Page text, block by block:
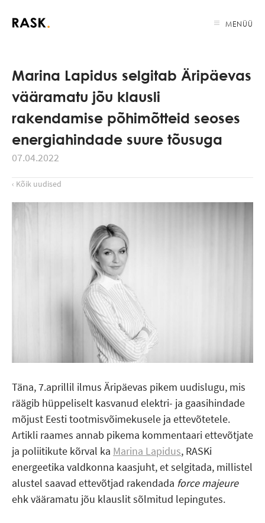
MENÜÜ
Marina Lapidus selgitab Äripäevas
vääramatu jõu klausli
rakendamise põhimõtteid seoses
energiahindade suure tõusuga
07.04.2022
‹ Kõik uudised
Täna, 7.aprillil ilmus Äripäevas pikem uudislugu, mis
räägib hüppeliselt kasvanud elektri- ja gaasihindade
mõjust Eesti tootmisvõimekusele ja ettevõtetele.
Artikli raames annab pikema kommentaari ettevõtjate
ja poliitikute kõrval ka Marina Lapidus, RASKi
energeetika valdkonna kaasjuht, et selgitada, millistel
alustel saavad ettevõtjad rakendada force majeure
ehk vääramatu jõu klauslit sõlmitud lepingutes.